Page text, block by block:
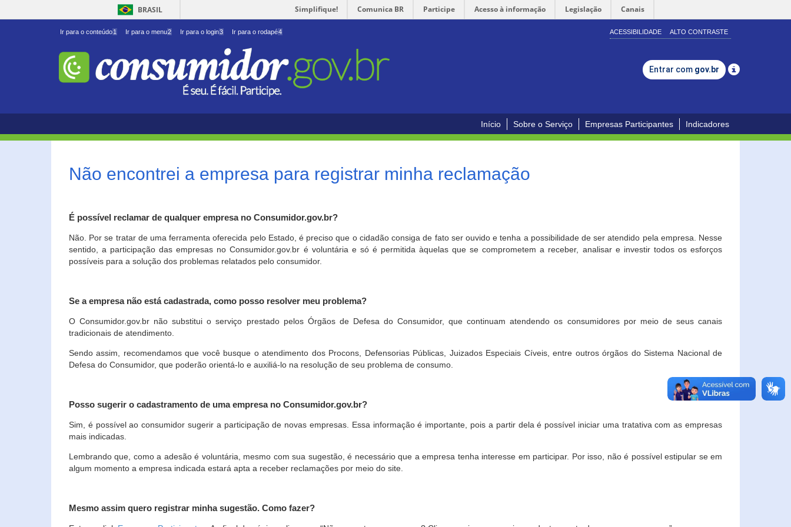
BRASIL Simplifique! Comunica BR Participe Acesso à informação Legislação Canais
Ir para o conteúdo1 Ir para o menu2 Ir para o login3 Ir para o rodapé4 ACESSIBILIDADE ALTO CONTRASTE
Entrar com gov.br
Início Sobre o Serviço Empresas Participantes Indicadores
Não encontrei a empresa para registrar minha reclamação
É possível reclamar de qualquer empresa no Consumidor.gov.br?
Não. Por se tratar de uma ferramenta oferecida pelo Estado, é preciso que o cidadão consiga de fato ser ouvido e tenha a possibilidade de ser atendido pela empresa. Nesse
sentido, a participação das empresas no Consumidor.gov.br é voluntária e só é permitida àquelas que se comprometem a receber, analisar e investir todos os esforços
possíveis para a solução dos problemas relatados pelo consumidor.
Se a empresa não está cadastrada, como posso resolver meu problema?
O Consumidor.gov.br não substitui o serviço prestado pelos Órgãos de Defesa do Consumidor, que continuam atendendo os consumidores por meio de seus canais
tradicionais de atendimento.
Sendo assim, recomendamos que você busque o atendimento dos Procons, Defensorias Públicas, Juizados Especiais Cíveis, entre outros órgãos do Sistema Nacional de
Defesa do Consumidor, que poderão orientá-lo e auxiliá-lo na resolução de seu problema de consumo.
Posso sugerir o cadastramento de uma empresa no Consumidor.gov.br?
Sim, é possível ao consumidor sugerir a participação de novas empresas. Essa informação é importante, pois a partir dela é possível iniciar uma tratativa com as empresas
mais indicadas.
Lembrando que, como a adesão é voluntária, mesmo com sua sugestão, é necessário que a empresa tenha interesse em participar. Por isso, não é possível estipular se em
algum momento a empresa indicada estará apta a receber reclamações por meio do site.
Mesmo assim quero registrar minha sugestão. Como fazer?